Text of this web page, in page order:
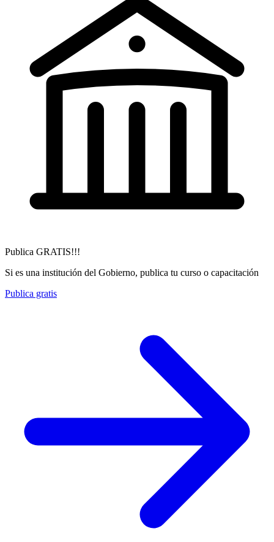
Publica GRATIS!!!
Si es una institución del Gobierno, publica tu curso o capacitación
Publica gratis